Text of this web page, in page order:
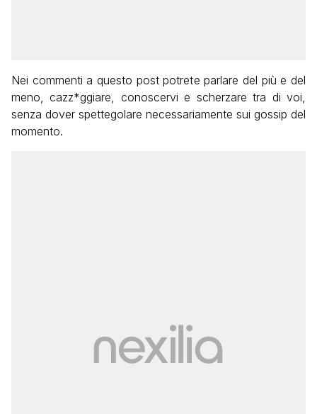
Nei commenti a questo post potrete parlare del più e del
meno, cazz*ggiare, conoscervi e scherzare tra di voi,
senza dover spettegolare necessariamente sui gossip del
momento.